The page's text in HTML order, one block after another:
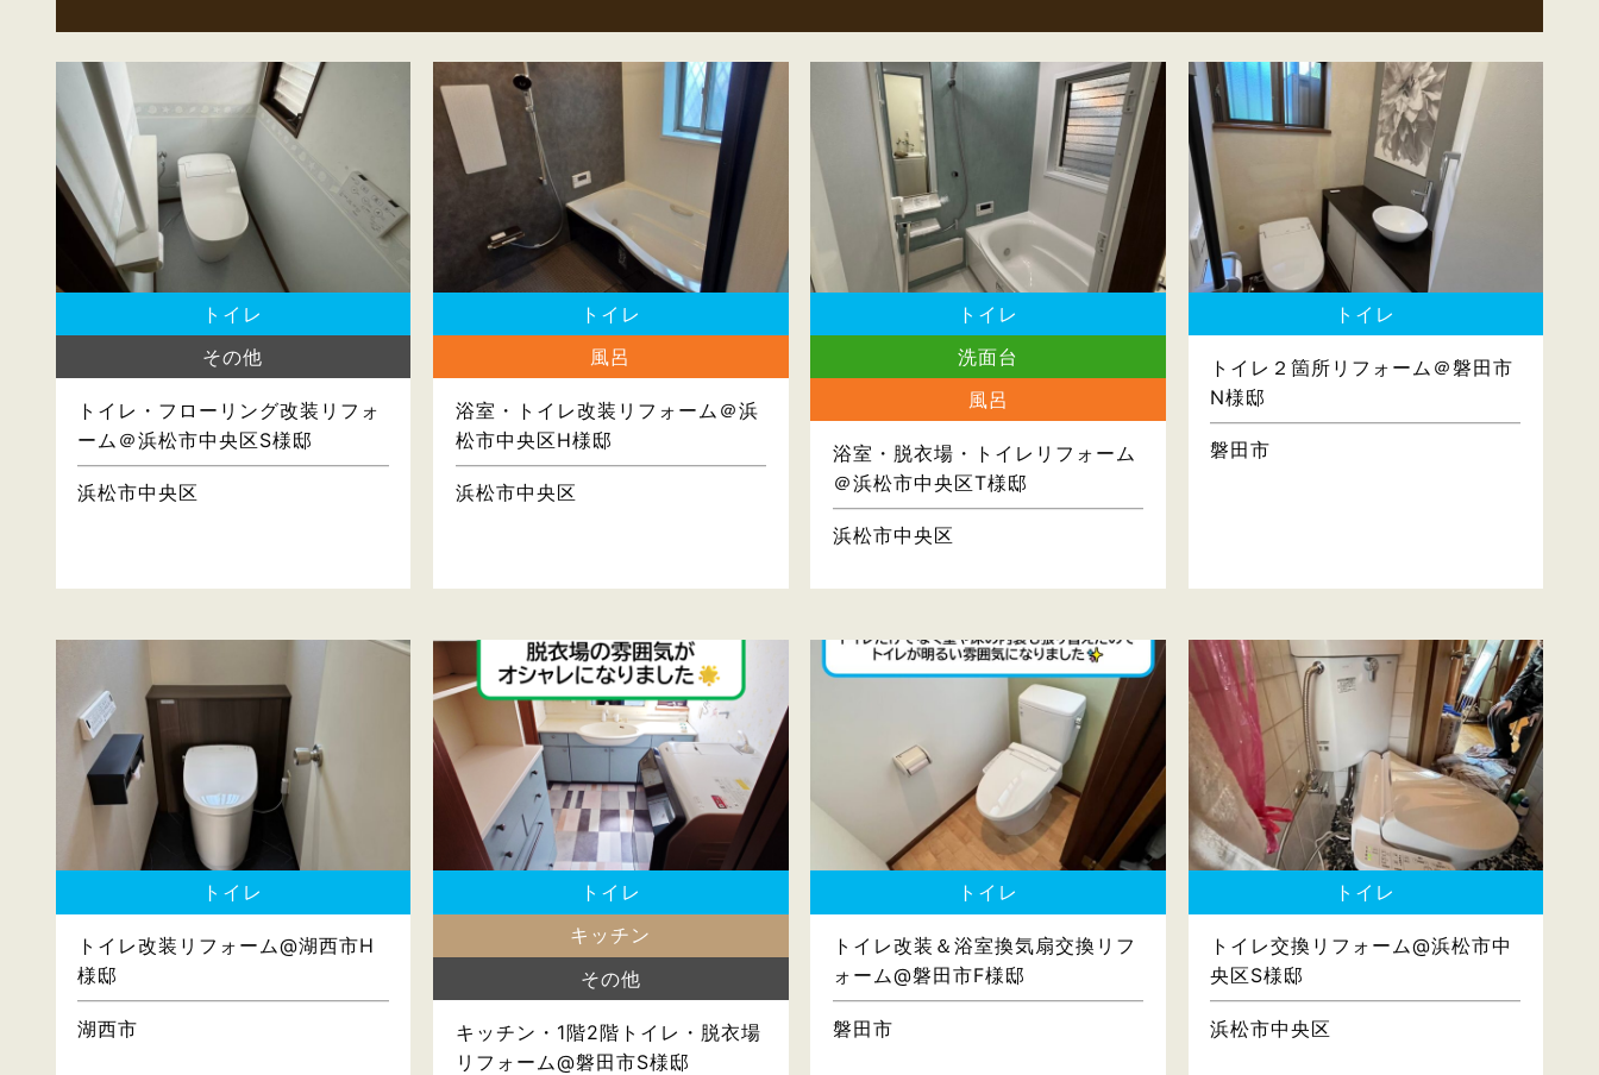
トイレ
その他
トイレ・フローリング改装リフォ
ーム＠浜松市中央区S様邸
浜松市中央区
トイレ
風呂
浴室・トイレ改装リフォーム＠浜
松市中央区H様邸
浜松市中央区
トイレ
洗面台
風呂
浴室・脱衣場・トイレリフォーム
＠浜松市中央区T様邸
浜松市中央区
トイレ
トイレ２箇所リフォーム＠磐田市
N様邸
磐田市
トイレ
トイレ改装リフォーム@湖西市H
様邸
湖西市
トイレ
キッチン
その他
キッチン・1階2階トイレ・脱衣場
リフォーム@磐田市S様邸
トイレ
トイレ改装＆浴室換気扇交換リフ
ォーム@磐田市F様邸
磐田市
トイレ
トイレ交換リフォーム@浜松市中
央区S様邸
浜松市中央区